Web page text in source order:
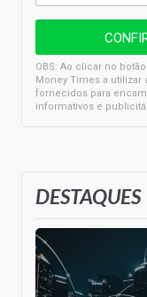
DESTAQUES
OBS: Ao clicar no
Money Times a utilizar
fornecidos para
informativos e